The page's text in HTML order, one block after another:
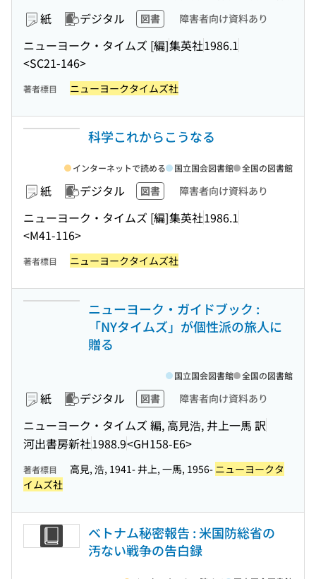
紙 デジタル 図書 障害者向け資料あり
ニューヨーク・タイムズ [編]集英社1986.1
<SC21-146>
著者標目 ニューヨークタイムズ社
科学これからこうなる
紙 デジタル 図書 障害者向け資料あり
ニューヨーク・タイムズ [編]集英社1986.1
<M41-116>
インターネットで読める 国立国会図書館 全国の図書館
著者標目 ニューヨークタイムズ社
ニューヨーク・ガイドブック :
「NYタイムズ」が個性派の旅人に
贈る
紙 デジタル 図書 障害者向け資料あり
ニューヨーク・タイムズ 編, 高見浩, 井上一馬 訳
河出書房新社1988.9<GH158-E6>
国立国会図書館 全国の図書館
著者標目 高見, 浩, 1941- 井上, 一馬, 1956- ニューヨークタ
イムズ社
ベトナム秘密報告 : 米国防総省の
汚ない戦争の告白録